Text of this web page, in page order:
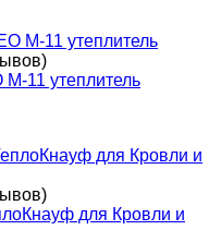
М-11 утеплитель
для Кровли и